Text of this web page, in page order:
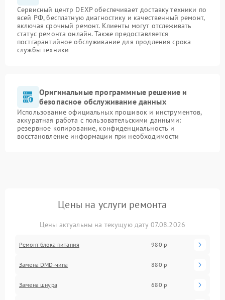
Сервисный центр DEXP обеспечивает доставку техники по
всей РФ, бесплатную диагностику и качественный ремонт,
включая срочный ремонт. Клиенты могут отслеживать
статус ремонта онлайн. Также предоставляется
постгарантийное обслуживание для продления срока
службы техники
Оригинальные программные решение и
безопасное обслуживание данных
Использование официальных прошивок и инструментов,
аккуратная работа с пользовательскими данными:
резервное копирование, конфиденциальность и
восстановление информации при необходимости
Цены на услуги ремонта
Цены актуальны на текущую дату 07.08.2026
Ремонт блока питания 980 р
Замена DMD-чипа 880 р
Замена шнура 680 р